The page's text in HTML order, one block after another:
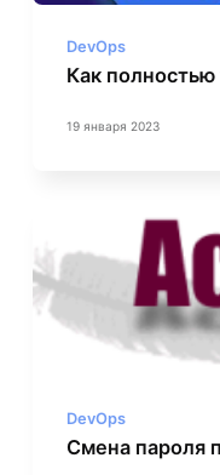
DevOps
Как
19 января 2023
DevOps
Смена пароля